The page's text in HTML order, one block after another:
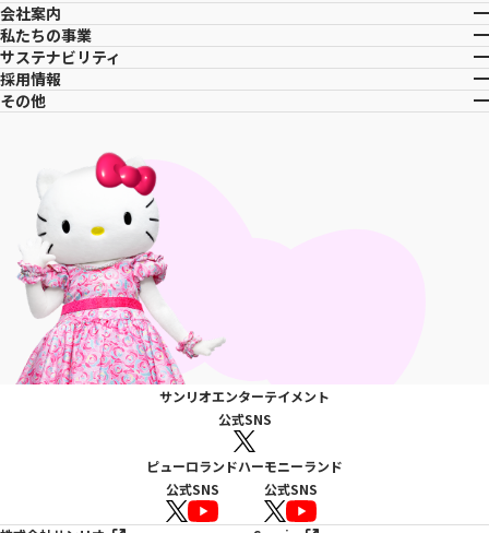
会社案内
私たちの事業
サステナビリティ
採用情報
その他
サンリオエンターテイメント
公式SNS
ピューロランド
公式SNS
ハーモニーランド
公式SNS